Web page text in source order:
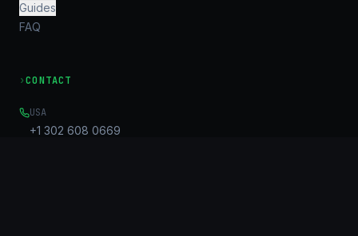
Guides
FAQ
›CONTACT
USA
+1 302 608 0669